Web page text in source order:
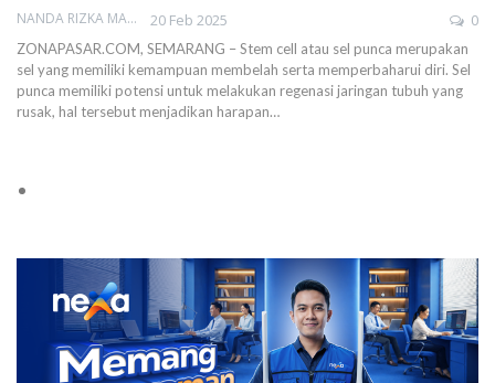
NANDA RIZKA MAHENDRA 20 Feb 2025 0
ZONAPASAR.COM, SEMARANG – Stem cell atau sel punca merupakan
sel yang memiliki kemampuan membelah serta memperbaharui diri. Sel
punca memiliki potensi untuk melakukan regenasi jaringan tubuh yang
rusak, hal tersebut menjadikan harapan…